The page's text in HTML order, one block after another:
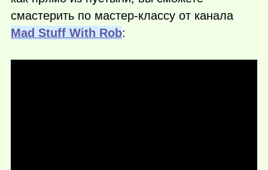
смастерить по мастер-классу от канала
Mad Stuff With Rob: